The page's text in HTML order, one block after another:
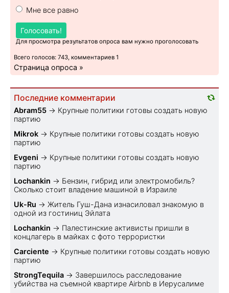
Мне все равно
Голосовать!
Для просмотра результатов опроса вам нужно проголосовать
Всего голосов: 743, комментариев 1
Страница опроса »
Последние комментарии
Abram55 → Крупные политики готовы создать новую
партию
Mikrok → Крупные политики готовы создать новую
партию
Evgeni → Крупные политики готовы создать новую
партию
Lochankin → Бензин, гибрид или электромобиль?
Cколько стоит владение машиной в Израиле
Uk-Ru → Житель Гуш-Дана изнасиловал знакомую в
одной из гостиниц Эйлата
Lochankin → Палестинские активисты пришли в
концлагерь в майках с фото террористки
Carciente → Крупные политики готовы создать новую
партию
StrongTequila → Завершилось расследование
убийства на съемной квартире Airbnb в Иерусалиме